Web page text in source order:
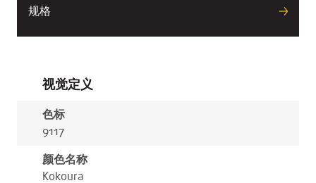
规格
视觉定义
色标
9117
颜色名称
Kokoura